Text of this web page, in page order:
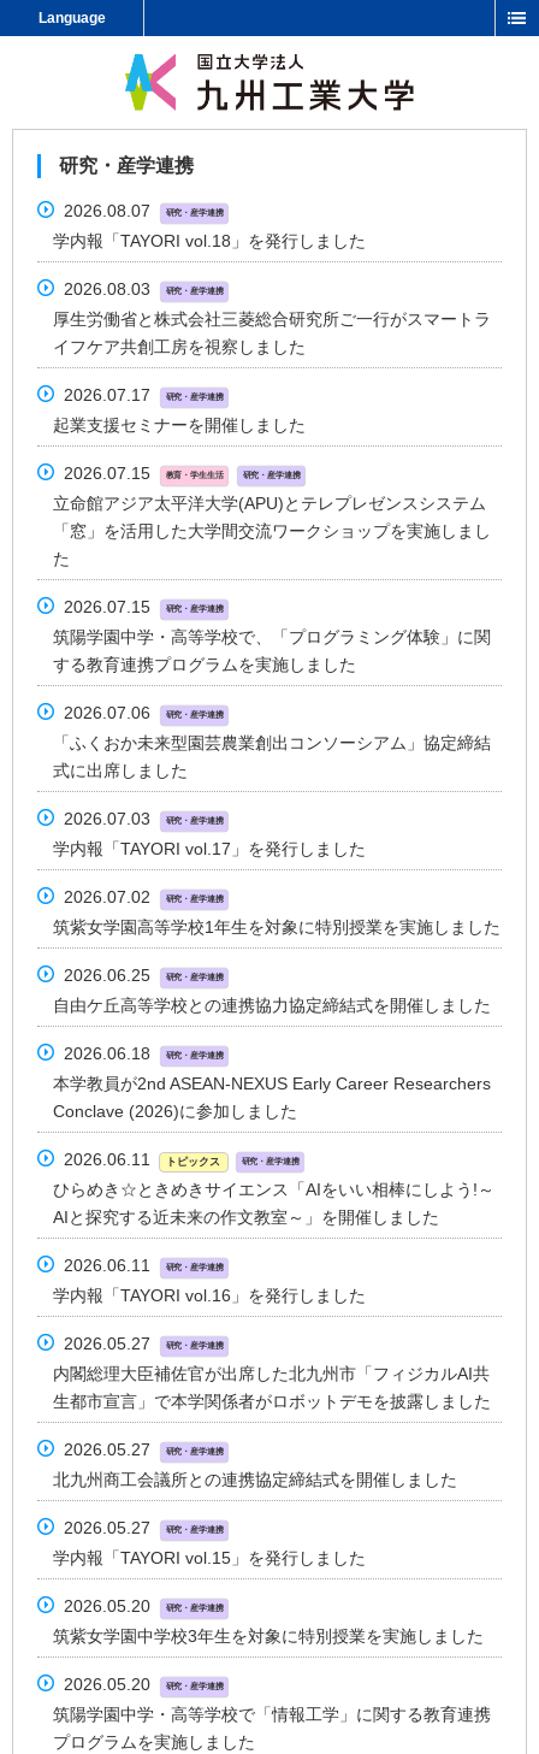
Language
研究・産学連携
2026.08.07 研究・産学連携
学内報「TAYORI vol.18」を発行しました
2026.08.03 研究・産学連携
厚生労働省と株式会社三菱総合研究所ご一行がスマートラ
イフケア共創工房を視察しました
2026.07.17 研究・産学連携
起業支援セミナーを開催しました
2026.07.15 教育・学生生活 研究・産学連携
立命館アジア太平洋大学(APU)とテレプレゼンスシステム
「窓」を活用した大学間交流ワークショップを実施しまし
た
2026.07.15 研究・産学連携
筑陽学園中学・高等学校で、「プログラミング体験」に関
する教育連携プログラムを実施しました
2026.07.06 研究・産学連携
「ふくおか未来型園芸農業創出コンソーシアム」協定締結
式に出席しました
2026.07.03 研究・産学連携
学内報「TAYORI vol.17」を発行しました
2026.07.02 研究・産学連携
筑紫女学園高等学校1年生を対象に特別授業を実施しました
2026.06.25 研究・産学連携
自由ケ丘高等学校との連携協力協定締結式を開催しました
2026.06.18 研究・産学連携
本学教員が2nd ASEAN-NEXUS Early Career Researchers
Conclave (2026)に参加しました
2026.06.11 トピックス 研究・産学連携
ひらめき☆ときめきサイエンス「AIをいい相棒にしよう!～
AIと探究する近未来の作文教室～」を開催しました
2026.06.11 研究・産学連携
学内報「TAYORI vol.16」を発行しました
2026.05.27 研究・産学連携
内閣総理大臣補佐官が出席した北九州市「フィジカルAI共
生都市宣言」で本学関係者がロボットデモを披露しました
2026.05.27 研究・産学連携
北九州商工会議所との連携協定締結式を開催しました
2026.05.27 研究・産学連携
学内報「TAYORI vol.15」を発行しました
2026.05.20 研究・産学連携
筑紫女学園中学校3年生を対象に特別授業を実施しました
2026.05.20 研究・産学連携
筑陽学園中学・高等学校で「情報工学」に関する教育連携
プログラムを実施しました